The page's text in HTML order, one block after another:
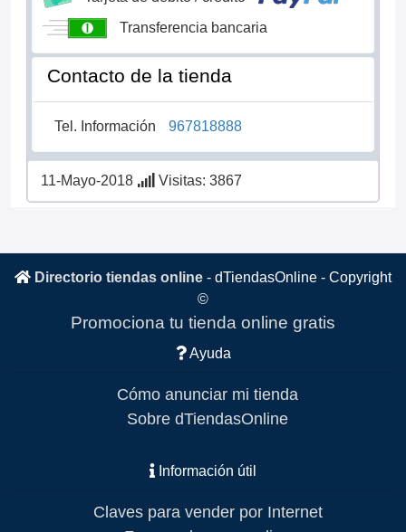
Transferencia bancaria
Contacto de la tienda
Tel. Información 967818888
11-Mayo-2018 Visitas: 3867
Directorio tiendas online - dTiendasOnline - Copyright
©
Promociona tu tienda online gratis
Ayuda
Cómo anunciar mi tienda
Sobre dTiendasOnline
Información útil
Claves para vender por Internet